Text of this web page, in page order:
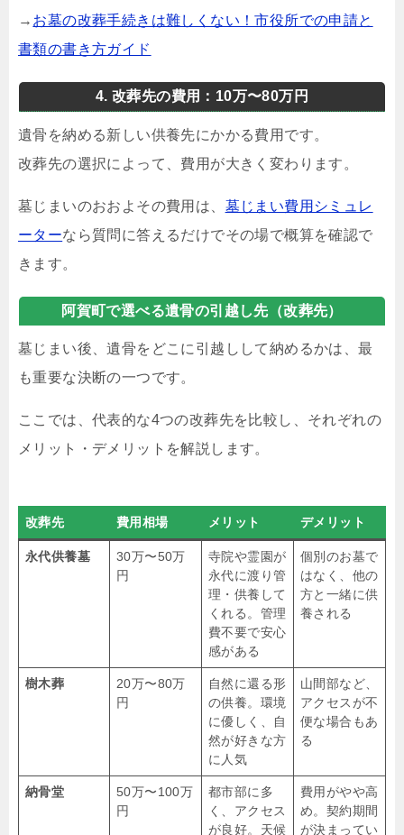
→ お墓の改葬手続きは難しくない！市役所での申請と
書類の書き方ガイド
4. 改葬先の費用：10万〜80万円
遺骨を納める新しい供養先にかかる費用です。
改葬先の選択によって、費用が大きく変わります。
墓じまいのおおよその費用は、 墓じまい費用シミュレ
ーターなら質問に答えるだけでその場で概算を確認で
きます。
阿賀町で選べる遺骨の引越し先（改葬先）
墓じまい後、遺骨をどこに引越しして納めるかは、最
も重要な決断の一つです。
ここでは、代表的な4つの改葬先を比較し、それぞれの
メリット・デメリットを解説します。
改葬先 費用相場 メリット デメリット
永代供養墓
30万〜50万
円
寺院や霊園が
永代に渡り管
理・供養して
くれる。管理
費不要で安心
感がある
個別のお墓で
はなく、他の
方と一緒に供
養される
樹木葬
20万〜80万
円
自然に還る形
の供養。環境
に優しく、自
然が好きな方
に人気
山間部など、
アクセスが不
便な場合もあ
る
納骨堂
50万〜100万
円
都市部に多
く、アクセス
が良好。天候
費用がやや高
め。契約期間
が決まってい